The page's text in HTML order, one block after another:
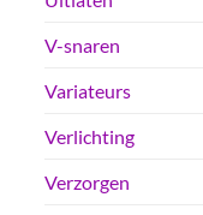
V-snaren
Variateurs
Verlichting
Verzorgen